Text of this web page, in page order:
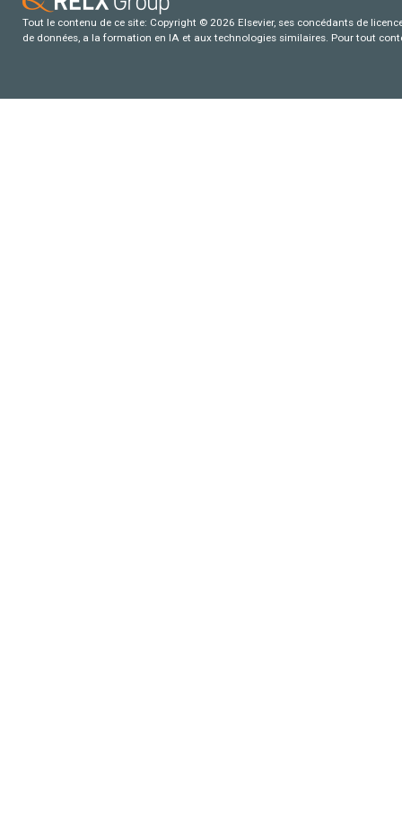
Tout le contenu de ce site: Copyright © 2026 Elsevier, ses concédants de
de données, a la formation en IA et aux technologies similaires. Pour tout